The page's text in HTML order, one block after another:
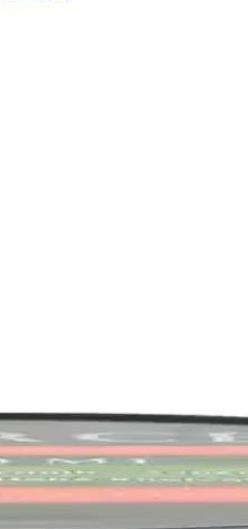
Balık tutma deneyiminizi
165CM Junior Olta